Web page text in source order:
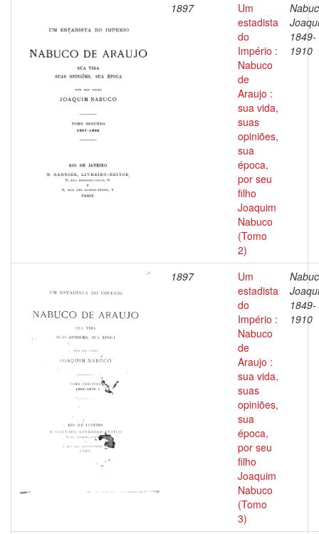
1897
Um
estadista
do
Império :
Nabuco
de
Araujo :
sua vida,
suas
opiniões,
sua
época,
por seu
filho
Joaquim
Nabuco
(Tomo
2)
1849-
1910
1897
Um
estadista
do
Império :
Nabuco
de
Araujo :
sua vida,
suas
opiniões,
sua
época,
por seu
filho
Joaquim
Nabuco
(Tomo
3)
1849-
1910